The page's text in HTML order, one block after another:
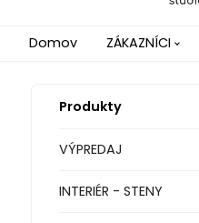
Domov ZÁKAZNÍCI
Produkty
VÝPREDAJ
INTERIÉR - STENY